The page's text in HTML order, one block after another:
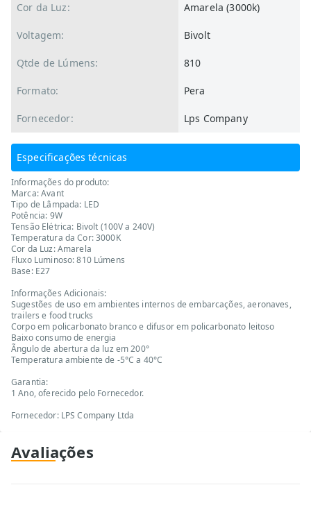
Cor da Luz: Amarela (3000k)
Voltagem: Bivolt
Qtde de Lúmens: 810
Formato: Pera
Fornecedor: Lps Company
Especificações técnicas
Informações do produto:
Marca: Avant
Tipo de Lâmpada: LED
Potência: 9W
Tensão Elétrica: Bivolt (100V a 240V)
Temperatura da Cor: 3000K
Cor da Luz: Amarela
Fluxo Luminoso: 810 Lúmens
Base: E27
Informações Adicionais:
Sugestões de uso em ambientes internos de embarcações, aeronaves,
trailers e food trucks
Corpo em policarbonato branco e difusor em policarbonato leitoso
Baixo consumo de energia
Ãngulo de abertura da luz em 200°
Temperatura ambiente de -5°C a 40°C
Garantia:
1 Ano, oferecido pelo Fornecedor.
Fornecedor: LPS Company Ltda
Avaliações